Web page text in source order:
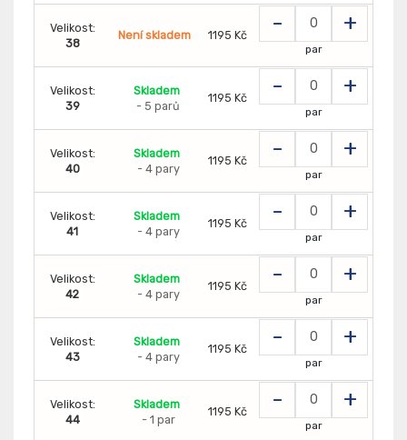
Velikost:
38
Není skladem 1195 Kč - +
par
Velikost:
39
Skladem
- 5 parů
1195 Kč - +
par
Velikost:
40
Skladem
- 4 pary
1195 Kč - +
par
Velikost:
41
Skladem
- 4 pary
1195 Kč - +
par
Velikost:
42
Skladem
- 4 pary
1195 Kč - +
par
Velikost:
43
Skladem
- 4 pary
1195 Kč - +
par
Velikost:
44
Skladem
- 1 par
1195 Kč - +
par